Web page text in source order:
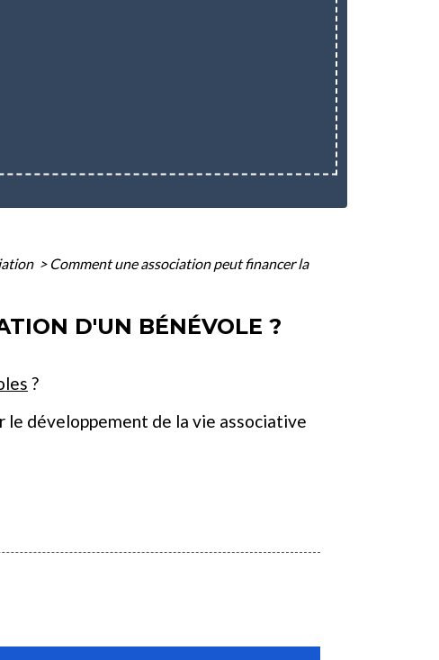
> Comment une association peut financer la
D'UN BÉNÉVOLE ?
?
le développement de la vie associative